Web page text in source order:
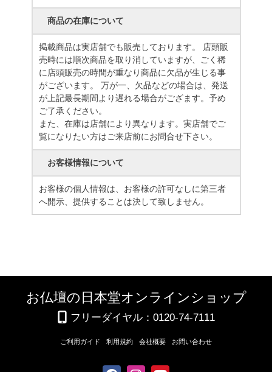
商品の在庫について
掲載商品は実店舗でも販売しております。 店頭販
売時には順次商品を取り消していますが、ごく稀
に店頭販売の時間が重なり商品に欠品が生じる事
がございます。 万が一、欠品などの場合は、発送
が上記最長期間より遅れる場合がござます。予め
ご了承ください。
また、在庫は店舗により異なります。実店舗でご
覧になりたい方はご来店前にお問合せ下さい。
お客様情報について
お客様の個人情報は、お客様の許可なしに第三者
へ開示、提供することは決して致しません。
お仏壇の日本堂オンラインショップ
フリーダイヤル：0120-74-7111
ご利用ガイド 利用規約 会社概要 お問い合わせ